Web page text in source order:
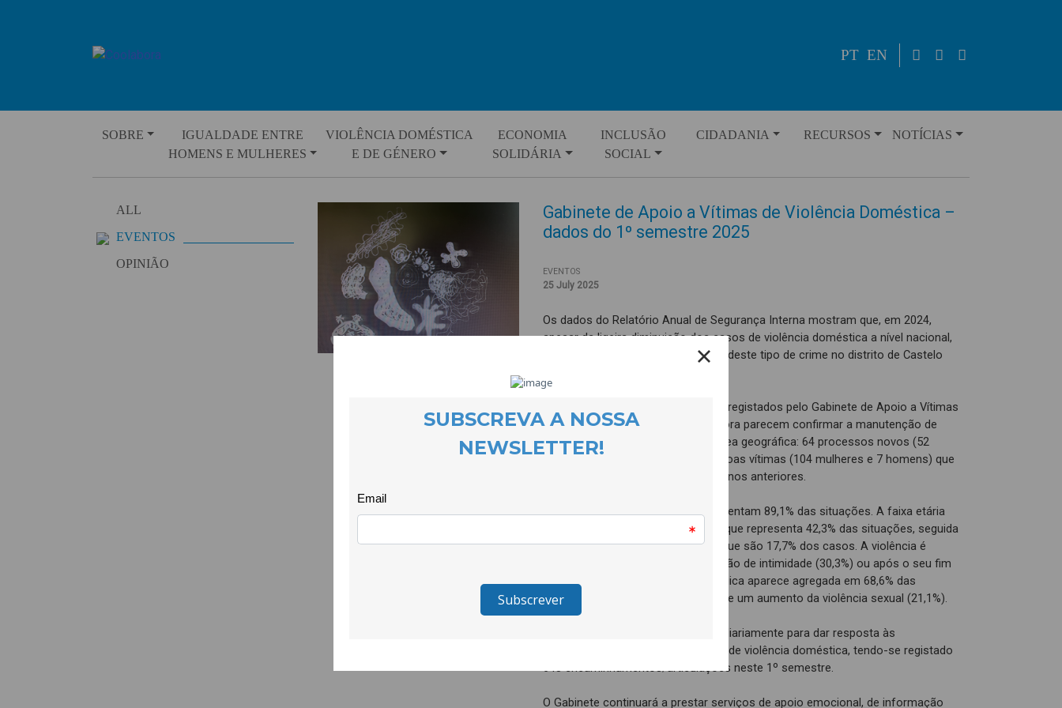
PT EN
SOBRE
IGUALDADE ENTRE
HOMENS E MULHERES
VIOLÊNCIA DOMÉSTICA
E DE GÉNERO
ECONOMIA
SOLIDÁRIA
INCLUSÃO
SOCIAL
CIDADANIA RECURSOS NOTÍCIAS
ALL
EVENTOS
OPINIÃO
Gabinete de Apoio a Vítimas de Violência Doméstica –
dados do 1º semestre 2025
EVENTOS
25 July 2025
Os dados do Relatório Anual de Segurança Interna mostram que, em 2024,
apesar da ligeira diminuição dos casos de violência doméstica a nível nacional,
registou- se um aumento de 11,5% deste tipo de crime no distrito de Castelo
No 1º semestre de 2025, os dados registados pelo Gabinete de Apoio a Vítimas
de Violência Doméstica da CooLabora parecem confirmar a manutenção de
números significativos na nossa área geográfica: 64 processos novos (52
mulheres e 12 homens) e 111 pessoas vítimas (104 mulheres e 7 homens) que
iniciaram o acompanhamento em anos anteriores.
As vítimas do sexo feminino representam 89,1% das situações. A faixa etária
predominante é a dos 36-55 anos, que representa 42,3% das situações, seguida
das vítimas com mais de 66 anos que são 17,7% dos casos. A violência é
maioritariamente praticada na relação de intimidade (30,3%) ou após o seu fim
(40,6%); a violência física e psicológica aparece agregada em 68,6% das
situações; continuando a registar-se um aumento da violência sexual (21,1%).
A Rede Violência Zero articula-se diariamente para dar resposta às
necessidades das pessoas vítimas de violência doméstica, tendo-se registado
648 encaminhamentos/articulações neste 1º semestre.
O Gabinete continuará a prestar serviços de apoio emocional, de informação